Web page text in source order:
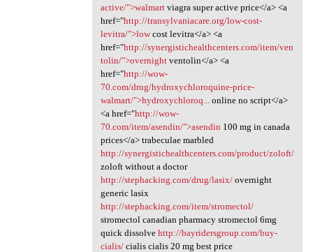
active/">walmartviagra super active price</a> <a
href="http://transylvaniacare.org/low-cost-
levitra/">lowcost levitra</a> <a
href="http://synergistichealthcenters.com/item/ven
tolin/">overnightventolin</a> <a
href="http://wow-
70.com/drug/hydroxychloroquine-price-
walmart/">hydroxychloroq...
online no script</a>
<a href="http://wow-
70.com/item/asendin/">asendin 100 mg in canada
prices</a> trabeculae marbled
http://synergistichealthcenters.com/product/zoloft/
zoloft without a doctor
http://stephacking.com/drug/lasix/overnight
generic lasix
http://stephacking.com/item/stromectol/
stromectol canadian pharmacy stromectol 6mg
quick dissolve http://bayridersgroup.com/buy-
cialis/cialis cialis 20 mg best price